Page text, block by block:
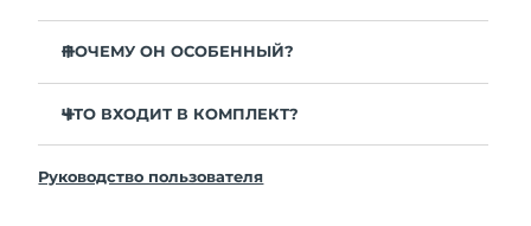
ПОЧЕМУ ОН ОСОБЕННЫЙ?
рта улучшается на 140% всего за 1 месяц.
Клинически доказано, что issa™ 4 удаляет на 30%
ЧТО ВХОДИТ В КОМПЛЕКТ?
Кабель для зарядки USB
Руководство пользователя